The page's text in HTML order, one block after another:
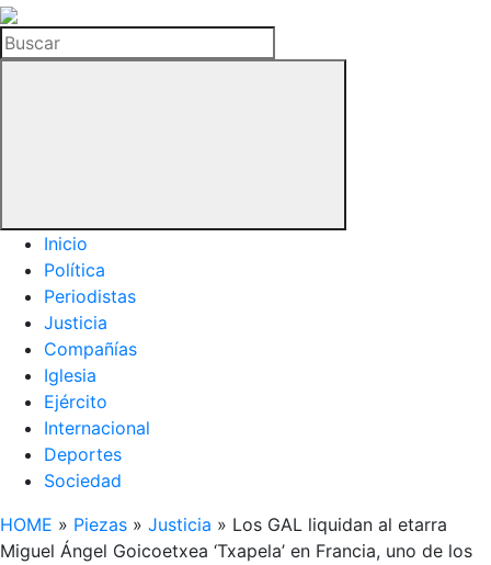
La
Hemeroteca
del
Buscar
Inicio
Política
Periodistas
Justicia
Compañías
Iglesia
Ejército
Internacional
Deportes
Sociedad
HOME » Piezas » Justicia » Los GAL liquidan al etarra
Miguel Ángel Goicoetxea ‘Txapela’ en Francia, uno de los